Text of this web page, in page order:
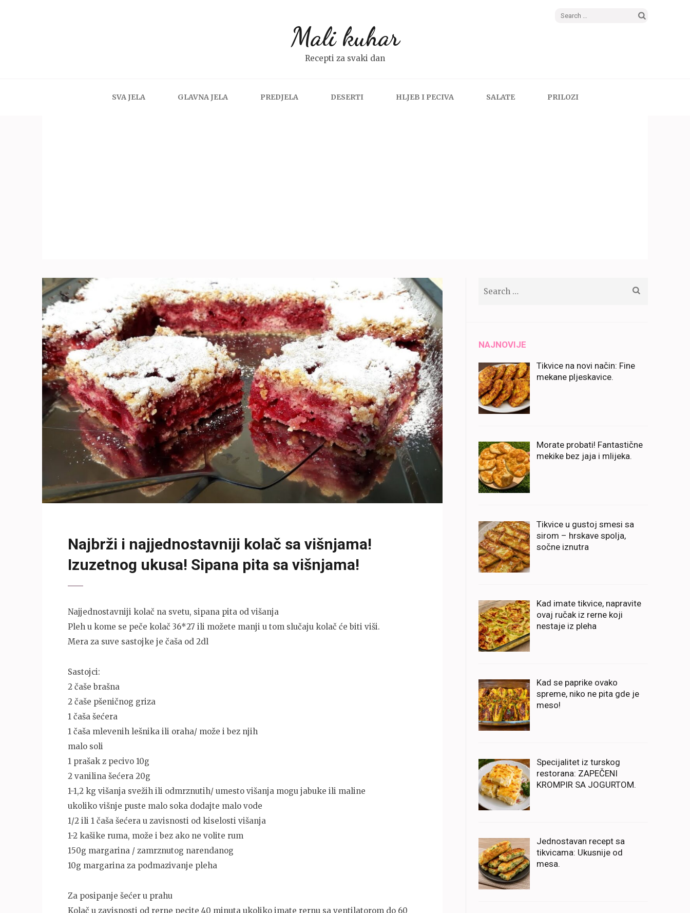
Search
Mali kuhar
Recepti za svaki dan
SVA JELA GLAVNA JELA PREDJELA DESERTI HLJEB I PECIVA SALATE PRILOZI
Najbrži i najjednostavniji kolač sa višnjama!
Izuzetnog ukusa! Sipana pita sa višnjama!
Najjednostavniji kolač na svetu, sipana pita od višanja
Pleh u kome se peče kolač 36*27 ili možete manji u tom slučaju kolač će biti viši.
Mera za suve sastojke je čaša od 2dl
Sastojci:
2 čaše brašna
2 čaše pšeničnog griza
1 čaša šećera
1 čaša mlevenih lešnika ili oraha/ može i bez njih
malo soli
1 prašak z pecivo 10g
2 vanilina šećera 20g
1-1,2 kg višanja svežih ili odmrznutih/ umesto višanja mogu jabuke ili maline
ukoliko višnje puste malo soka dodajte malo vode
1/2 ili 1 čaša šećera u zavisnosti od kiselosti višanja
1-2 kašike ruma, može i bez ako ne volite rum
150g margarina / zamrznutog narendanog
10g margarina za podmazivanje pleha
Za posipanje šećer u prahu
Kolač u zavisnosti od rerne pecite 40 minuta ukoliko imate rernu sa ventilatorom do 60
NAJNOVIJE
Tikvice na novi način: Fine
mekane pljeskavice.
Morate probati! Fantastične
mekike bez jaja i mlijeka.
Tikvice u gustoj smesi sa
sirom – hrskave spolja,
sočne iznutra
Kad imate tikvice, napravite
ovaj ručak iz rerne koji
nestaje iz pleha
Kad se paprike ovako
spreme, niko ne pita gde je
meso!
Specijalitet iz turskog
restorana: ZAPEČENI
KROMPIR SA JOGURTOM.
Jednostavan recept sa
tikvicama: Ukusnije od
mesa.